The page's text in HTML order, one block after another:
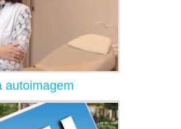
autoimagem